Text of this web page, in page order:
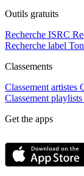
Outils gratuits
Recherche ISRC
Recherche label
Classements
Classement artistes
Classement playlists
Get the apps